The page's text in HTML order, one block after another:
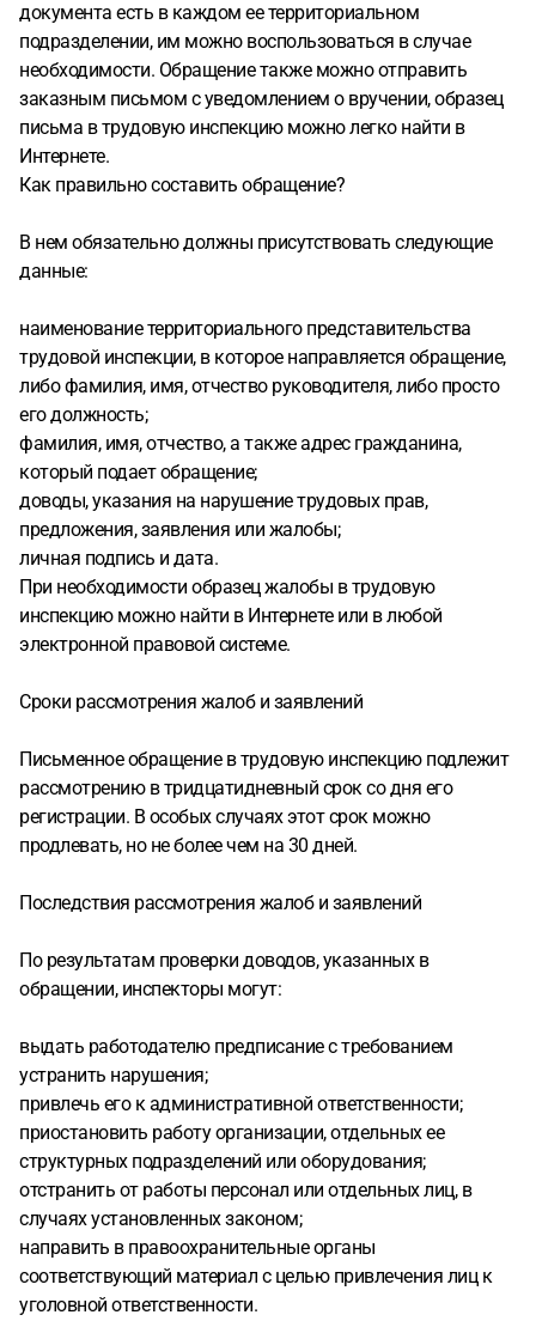
документа есть в каждом ее территориальном
подразделении, им можно воспользоваться в случае
необходимости. Обращение также можно отправить
заказным письмом с уведомлением о вручении, образец
письма в трудовую инспекцию можно легко найти в
Интернете.
Как правильно составить обращение?
В нем обязательно должны присутствовать следующие
данные:
наименование территориального представительства
трудовой инспекции, в которое направляется обращение,
либо фамилия, имя, отчество руководителя, либо просто
его должность;
фамилия, имя, отчество, а также адрес гражданина,
который подает обращение;
доводы, указания на нарушение трудовых прав,
предложения, заявления или жалобы;
личная подпись и дата.
При необходимости образец жалобы в трудовую
инспекцию можно найти в Интернете или в любой
электронной правовой системе.
Сроки рассмотрения жалоб и заявлений
Письменное обращение в трудовую инспекцию подлежит
рассмотрению в тридцатидневный срок со дня его
регистрации. В особых случаях этот срок можно
продлевать, но не более чем на 30 дней.
Последствия рассмотрения жалоб и заявлений
По результатам проверки доводов, указанных в
обращении, инспекторы могут:
выдать работодателю предписание с требованием
устранить нарушения;
привлечь его к административной ответственности;
приостановить работу организации, отдельных ее
структурных подразделений или оборудования;
отстранить от работы персонал или отдельных лиц, в
случаях установленных законом;
направить в правоохранительные органы
соответствующий материал с целью привлечения лиц к
уголовной ответственности.